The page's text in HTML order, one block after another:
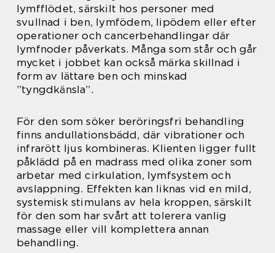
lymfflödet, särskilt hos personer med
svullnad i ben, lymfödem, lipödem eller efter
operationer och cancerbehandlingar där
lymfnoder påverkats. Många som står och går
mycket i jobbet kan också märka skillnad i
form av lättare ben och minskad
”tyngdkänsla”.
För den som söker beröringsfri behandling
finns andullationsbädd, där vibrationer och
infrarött ljus kombineras. Klienten ligger fullt
påklädd på en madrass med olika zoner som
arbetar med cirkulation, lymfsystem och
avslappning. Effekten kan liknas vid en mild,
systemisk stimulans av hela kroppen, särskilt
för den som har svårt att tolerera vanlig
massage eller vill komplettera annan
behandling.